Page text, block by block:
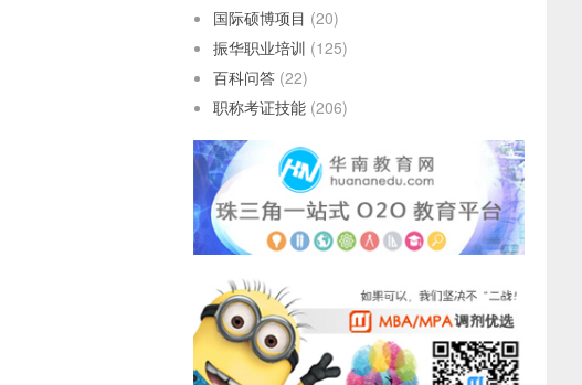
国际硕博项目 (20)
振华职业培训 (125)
百科问答 (22)
职称考证技能 (206)